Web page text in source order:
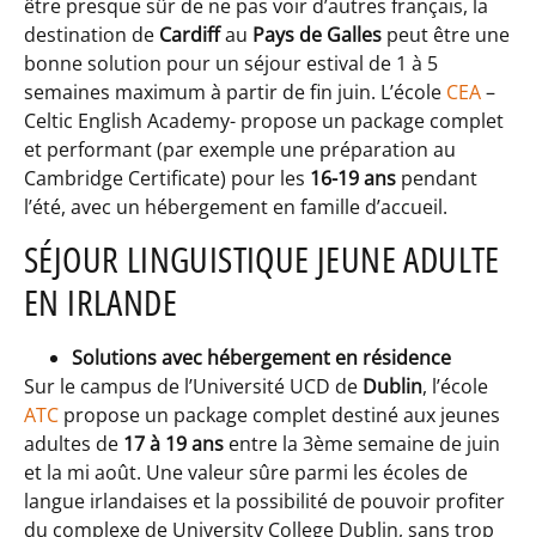
être presque sûr de ne pas voir d’autres français, la
destination de Cardiffau Pays de Galles peut être une
bonne solution pour un séjour estival de 1 à 5
semaines maximum à partir de fin juin. L’école CEA–
Celtic English Academy- propose un package complet
et performant (par exemple une préparation au
Cambridge Certificate) pour les 16-19 ans pendant
l’été, avec un hébergement en famille d’accueil.
SÉJOUR LINGUISTIQUE JEUNE ADULTE
EN IRLANDE
Solutions avec hébergement en résidence
Sur le campus de l’Université UCD de Dublin, l’école
ATC propose un package complet destiné aux jeunes
adultes de 17 à 19 ans entre la 3ème semaine de juin
et la mi août. Une valeur sûre parmi les écoles de
langue irlandaises et la possibilité de pouvoir profiter
du complexe de University College Dublin, sans trop